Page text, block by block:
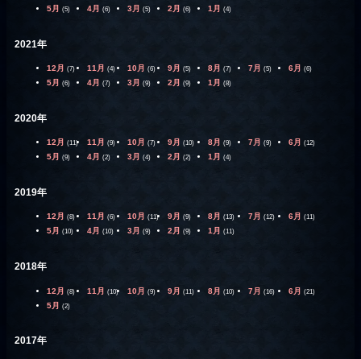
5月 (5) 4月 (6) 3月 (5) 2月 (6) 1月 (4)
2021年
12月 (7) 11月 (4) 10月 (6) 9月 (5) 8月 (7) 7月 (5) 6月 (6)
5月 (6) 4月 (7) 3月 (9) 2月 (9) 1月 (8)
2020年
12月 (11) 11月 (9) 10月 (7) 9月 (10) 8月 (9) 7月 (9) 6月 (12)
5月 (9) 4月 (2) 3月 (4) 2月 (2) 1月 (4)
2019年
12月 (8) 11月 (6) 10月 (11) 9月 (9) 8月 (13) 7月 (12) 6月 (11)
5月 (10) 4月 (10) 3月 (9) 2月 (9) 1月 (11)
2018年
12月 (8) 11月 (10) 10月 (9) 9月 (11) 8月 (10) 7月 (16) 6月 (21)
5月 (2)
2017年